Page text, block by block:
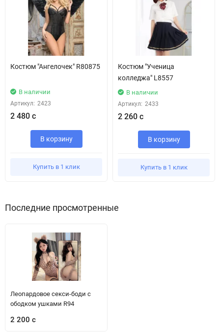
Костюм "Ангелочек" R80875
В наличии
Артикул: 2423
2 480 с
В корзину
Купить в 1 клик
Костюм "Ученица
колледжа" L8557
В наличии
Артикул: 2433
2 260 с
В корзину
Купить в 1 клик
Последние просмотренные
Леопардовое секси-боди с
ободком ушками R94
2 200 с